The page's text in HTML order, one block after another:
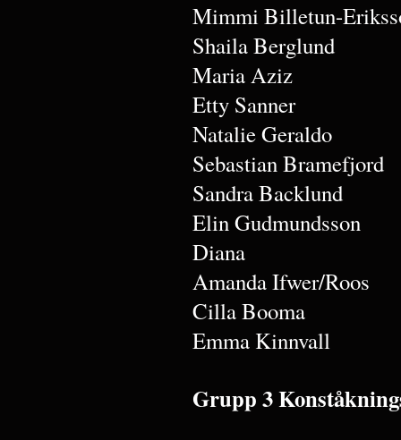
Mimmi Billetun-
Shaila Berglund
Maria Aziz
Etty Sanner
Natalie Geraldo
Sebastian Bramefjord
Sandra Backlund
Elin Gudmundsson
Diana
Amanda Ifwer/Roos
Cilla Booma
Emma Kinnvall
Grupp 3